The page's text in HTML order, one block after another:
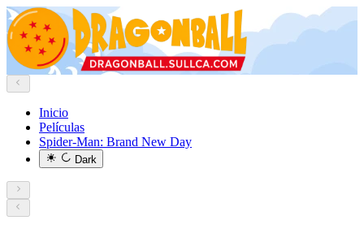
Inicio
Películas
Spider-Man: Brand New Day
Dark